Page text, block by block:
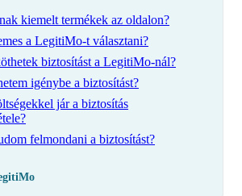
kiemelt termékek az oldalon?
a LegitiMo-t választani?
biztosítást a LegitiMo-nál?
igénybe a biztosítást?
jár a biztosítás
felmondani a biztosítást?